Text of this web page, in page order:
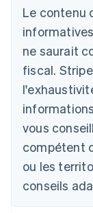
Le contenu
ne saurait
fiscal.
vous
compétent
ou les
conseils
Autriche
Deutsch
Belgique
Nederlands
Brésil
Português
English
Canada
English
Chine
简体中文
Chypre